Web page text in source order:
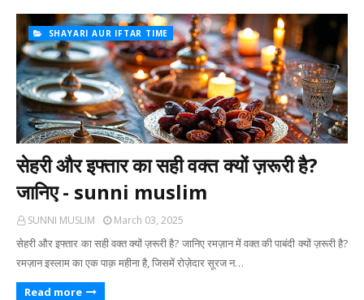
SHAYARI AUR IFTAR TIME
सेहरी और इफ्तार का सही वक्त क्यों ज़रूरी है?
जानिए - sunni muslim
SUNNI MUSLIM March 03, 2025
सेहरी और इफ्तार का सही वक्त क्यों ज़रूरी है? जानिए रमज़ान में वक्त की पाबंदी क्यों ज़रूरी है?
रमज़ान इस्लाम का एक पाक़ महीना है, जिसमें रोज़ेदार सूरज न…
Read more